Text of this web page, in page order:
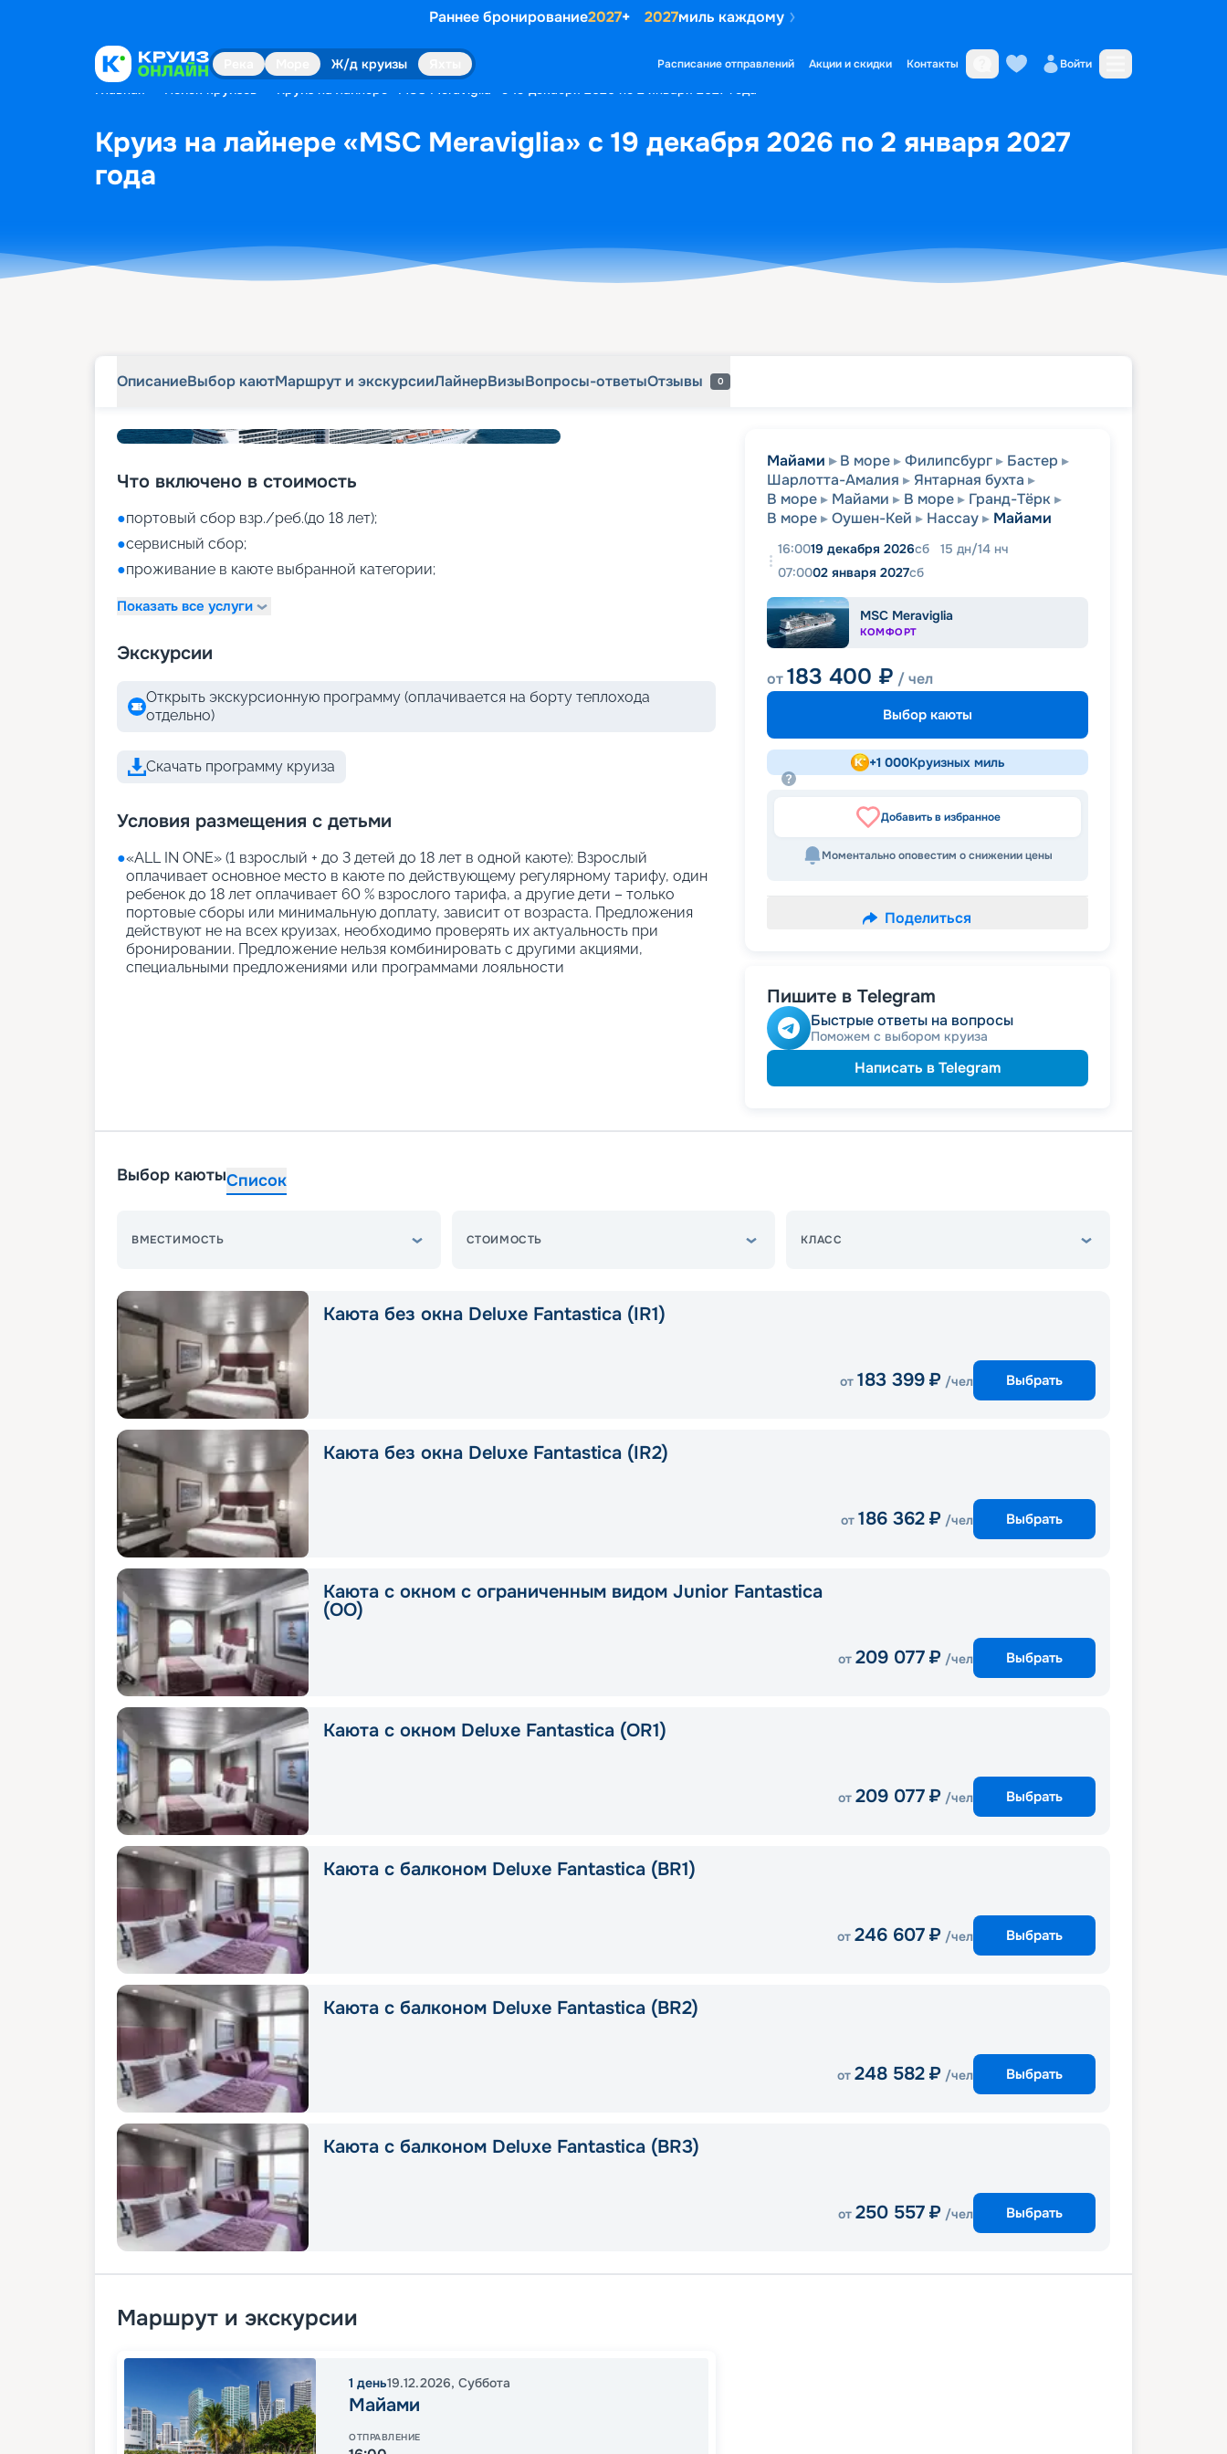
Раннее бронирование2027+ 2027миль каждому
Ж/д круизы Расписание отправлений Акции и скидки Контакты Войти
Главная Поиск круизов Круиз на лайнере «MSC Meraviglia» с 19 декабря 2026 по 2 января 2027 года
Круиз на лайнере «MSC Meraviglia» с 19 декабря 2026 по 2 января 2027
года
ОписаниеВыбор каютМаршрут и экскурсииЛайнерВизыВопросы-ответыОтзывы 0
Что включено в стоимость
●портовый сбор взр./реб.(до 18 лет);
●сервисный сбор;
●проживание в каюте выбранной категории;
Показать все услуги
Экскурсии
Открыть экскурсионную программу (оплачивается на борту теплохода
отдельно)
Скачать программу круиза
Условия размещения с детьми
●«АLL IN ONE» (1 взрослый + до 3 детей до 18 лет в одной каюте): Взрослый
оплачивает основное место в каюте по действующему регулярному тарифу, один
ребенок до 18 лет оплачивает 60 % взрослого тарифа, а другие дети – только
портовые сборы или минимальную доплату, зависит от возраста. Предложения
действуют не на всех круизах, необходимо проверять их актуальность при
бронировании. Предложение нельзя комбинировать с другими акциями,
специальными предложениями или программами лояльности
Майами В море Филипсбург
Бастер
Шарлотта-Амалия
Янтарная бухта
В море
Майами В море
Гранд-Тёрк
В море
Оушен-Кей Нассау Майами
16:0019 декабря 2026сб 15 дн/14 нч
07:0002 января 2027сб
MSC Meraviglia
КОМФОРТ
от183 400 ₽ / чел
Выбор каюты
+1 000Круизных миль
Добавить в избранное
Моментально оповестим о снижении цены
Поделиться
Пишите в Telegram
Быстрые ответы на вопросы
Поможем с выбором круиза
Написать в Telegram
Выбор каютыСписок
ВМЕСТИМОСТЬ СТОИМОСТЬ КЛАСС
Каюта без окна Deluxe Fantastica (IR1)
от 183 399 ₽ /чел Выбрать
Каюта без окна Deluxe Fantastica (IR2)
от 186 362 ₽ /чел Выбрать
Каюта с окном с ограниченным видом Junior Fantastica
(OO)
от 209 077 ₽ /чел Выбрать
Каюта с окном Deluxe Fantastica (OR1)
от 209 077 ₽ /чел Выбрать
Каюта с балконом Deluxe Fantastica (BR1)
от 246 607 ₽ /чел Выбрать
Каюта с балконом Deluxe Fantastica (BR2)
от 248 582 ₽ /чел Выбрать
Каюта с балконом Deluxe Fantastica (BR3)
от 250 557 ₽ /чел Выбрать
Маршрут и экскурсии
1 день19.12.2026, Суббота
Майами
ОТПРАВЛЕНИЕ